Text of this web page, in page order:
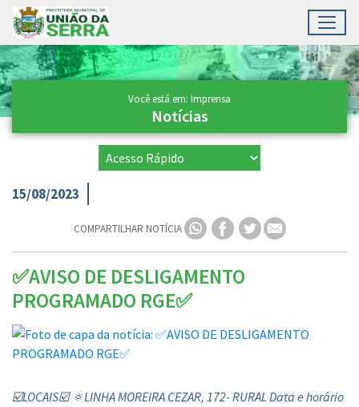
Ir para conteúdo principal
Conteúdo Principal
Você está em: Imprensa
Notícias
15/08/2023
COMPARTILHAR NOTÍCIA
✅AVISO DE DESLIGAMENTO
PROGRAMADO RGE✅
☑️LOCAIS☑️ 🔅LINHA MOREIRA CEZAR, 172- RURAL Data e horário